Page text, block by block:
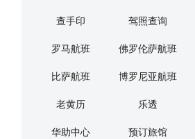
查手印 驾照查询
罗马航班 佛罗伦萨航班
比萨航班 博罗尼亚航班
老黄历 乐透
华助中心 预订旅馆